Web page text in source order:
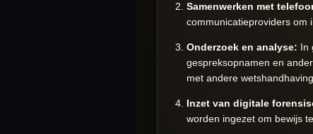
Samenwerken met
communicatieproviders om
Onderzoek en analyse: In
gespreksopnamen en
met andere
Inzet van digitale
worden ingezet om bewijs